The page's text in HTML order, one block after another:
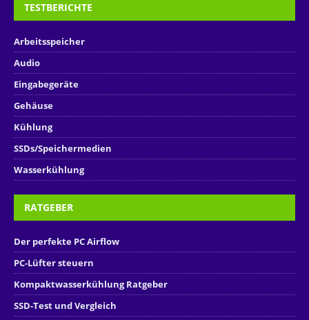
TESTBERICHTE
Arbeitsspeicher
Audio
Eingabegeräte
Gehäuse
Kühlung
SSDs/Speichermedien
Wasserkühlung
RATGEBER
Der perfekte PC Airflow
PC-Lüfter steuern
Kompaktwasserkühlung Ratgeber
SSD-Test und Vergleich